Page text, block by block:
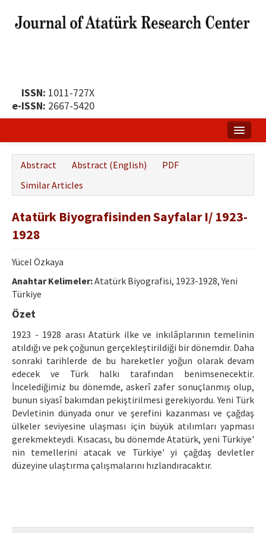
ISSN: 1011-727X
e-ISSN: 2667-5420
Publication Policy
Boards of the Journal
Ethical Principles
Author's Guide
Refereeing Guide
Contact Us
Abstract Abstract (English)
PDF
Similar Articles
Atatürk Biyografisinden Sayfalar I/ 1923-
1928
Yücel Özkaya
Anahtar Kelimeler:Atatürk Biyografisi, 1923-1928, Yeni
Türkiye
Özet
1923 - 1928 arası Atatürk ilke ve inkılâplarının temelinin
atıldığı ve pek çoğunun gerçekleştirildiği bir dönemdir. Daha
sonraki tarihlerde de bu hareketler yoğun olarak devam
edecek ve Türk halkı tarafından benimsenecektir.
İncelediğimiz bu dönemde, askerî zafer sonuçlanmış olup,
bunun siyasî bakımdan pekiştirilmesi gerekiyordu. Yeni Türk
Devletinin dünyada onur ve şerefini kazanması ve çağdaş
ülkeler seviyesine ulaşması için büyük atılımları yapması
gerekmekteydi. Kısacası, bu dönemde Atatürk, yeni Türkiye'
nin temellerini atacak ve Türkiye' yi çağdaş devletler
düzeyine ulaştırma çalışmalarını hızlandıracaktır.